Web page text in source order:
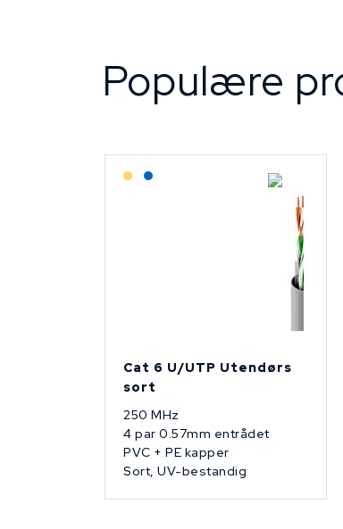
Populære
Lagerført: Grossist
Lagerført: NEK Kabel
Cat 6 U/UTP Utendørs
sort
250 MHz
4 par 0.57mm entrådet
PVC + PE kapper
Sort, UV-bestandig